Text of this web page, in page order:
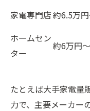
家電専門店約6.5万
ホームセン
ター
約6万円～
たとえば大手家電量
力で、主要メーカー